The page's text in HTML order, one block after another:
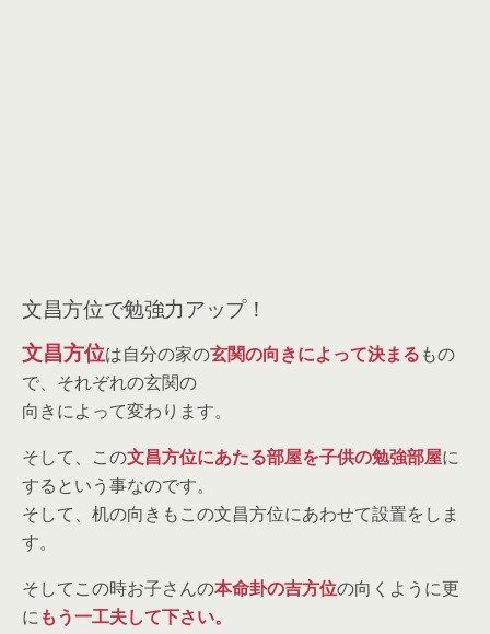
文昌方位で勉強力アップ！
文昌方位は自分の家の玄関の向きによって決まるもの
で、それぞれの玄関の
向きによって変わります。
そして、この文昌方位にあたる部屋を子供の勉強部屋に
するという事なのです。
そして、机の向きもこの文昌方位にあわせて設置をしま
す。
そしてこの時お子さんの本命卦の吉方位の向くように更
にもう一工夫して下さい。